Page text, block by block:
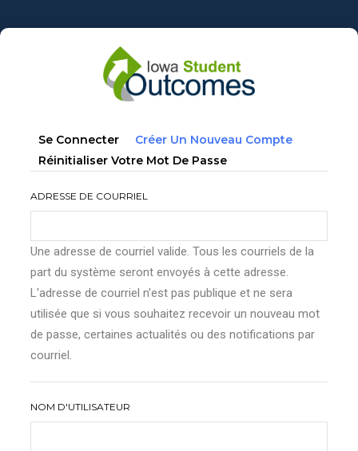
au
Onglets
principaux
Se Connecter Créer Un Nouveau Compte
Réinitialiser Votre Mot De Passe
ADRESSE DE COURRIEL
Une adresse de courriel valide. Tous les courriels de la
part du système seront envoyés à cette adresse.
L'adresse de courriel n'est pas publique et ne sera
utilisée que si vous souhaitez recevoir un nouveau mot
de passe, certaines actualités ou des notifications par
courriel.
NOM D'UTILISATEUR